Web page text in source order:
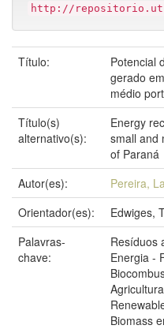
http://
Título:
Potencial
gerado
médio
Título(s)
alternativo(s):
Energy
small and
of Paraná
Autor(es):
Pereira,
Orientador(es):
Edwiges,
Palavras-
chave:
Resíduos
Energia -
Biomass